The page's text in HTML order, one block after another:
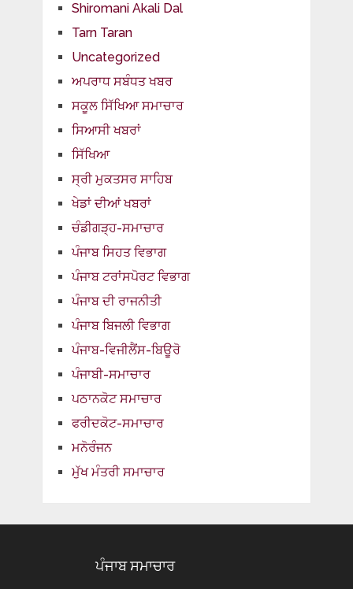
Shiromani Akali Dal
Tarn Taran
Uncategorized
ਅਪਰਾਧ ਸਬੰਧਤ ਖਬਰ
ਸਕੂਲ ਸਿੱਖਿਆ ਸਮਾਚਾਰ
ਸਿਆਸੀ ਖਬਰਾਂ
ਸਿੱਖਿਆ
ਸ੍ਰੀ ਮੁਕਤਸਰ ਸਾਹਿਬ
ਖੇਡਾਂ ਦੀਆਂ ਖਬਰਾਂ
ਚੰਡੀਗੜ੍ਹ-ਸਮਾਚਾਰ
ਪੰਜਾਬ ਸਿਹਤ ਵਿਭਾਗ
ਪੰਜਾਬ ਟਰਾਂਸਪੋਰਟ ਵਿਭਾਗ
ਪੰਜਾਬ ਦੀ ਰਾਜਨੀਤੀ
ਪੰਜਾਬ ਬਿਜਲੀ ਵਿਭਾਗ
ਪੰਜਾਬ-ਵਿਜੀਲੈਂਸ-ਬਿਊਰੋ
ਪੰਜਾਬੀ-ਸਮਾਚਾਰ
ਪਠਾਨਕੋਟ ਸਮਾਚਾਰ
ਫਰੀਦਕੋਟ-ਸਮਾਚਾਰ
ਮਨੋਰੰਜਨ
ਮੁੱਖ ਮੰਤਰੀ ਸਮਾਚਾਰ
ਪੰਜਾਬ ਸਮਾਚਾਰ